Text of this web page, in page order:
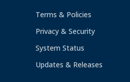
Terms & Policies
Privacy & Security
System Status
Updates & Releases